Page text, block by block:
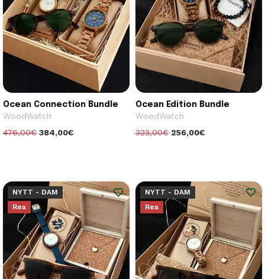
Ocean Connection Bundle
WoodWatch
476,00€ 384,00€
Ocean Edition Bundle
WoodWatch
323,00€ 256,00€
NYTT - DAM
Rea
NYTT - DAM
Rea